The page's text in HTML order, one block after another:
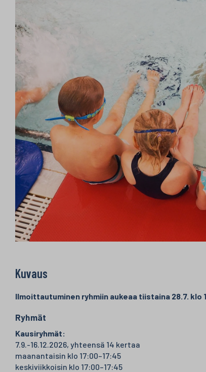
Kuvaus
Ilmoittautuminen ryhmiin aukeaa tiistaina 28.7. klo
Ryhmät
Kausiryhmät:
7.9.-16.12.2026, yhteensä 14 kertaa
maanantaisin klo 17:00–17:45
keskiviikkoisin klo 17:00–17:45